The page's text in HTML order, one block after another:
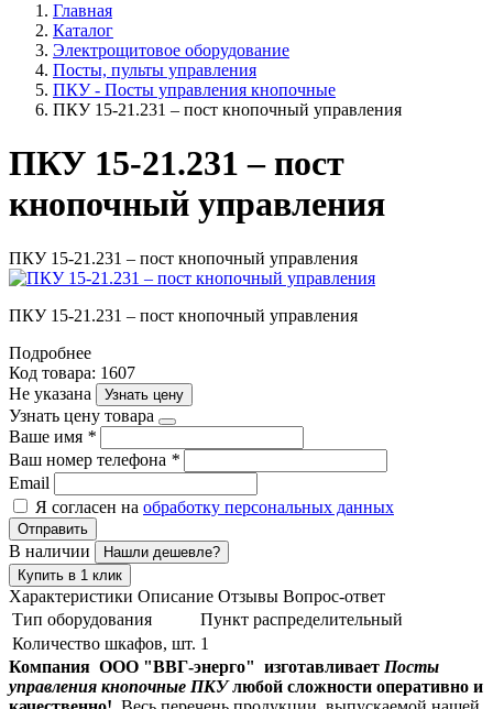
Главная
Каталог
Электрощитовое оборудование
Посты, пульты управления
ПКУ - Посты управления кнопочные
ПКУ 15-21.231 – пост кнопочный управления
ПКУ 15-21.231 – пост
кнопочный управления
ПКУ 15-21.231 – пост кнопочный управления
ПКУ 15-21.231 – пост кнопочный управления
Подробнее
Код товара: 1607
Не указана
Узнать цену
Узнать цену товара
Ваше имя *
Ваш номер телефона *
Email
Я согласен на обработку персональных данных
Отправить
В наличии
Нашли дешевле?
Купить в 1 клик
Характеристики Описание Отзывы Вопрос-ответ
Тип оборудования
Пункт распределительный
Количество шкафов, шт. 1
Компания ООО "ВВГ-энерго" изготавливает Посты
управления кнопочные ПКУлюбой сложности оперативно и